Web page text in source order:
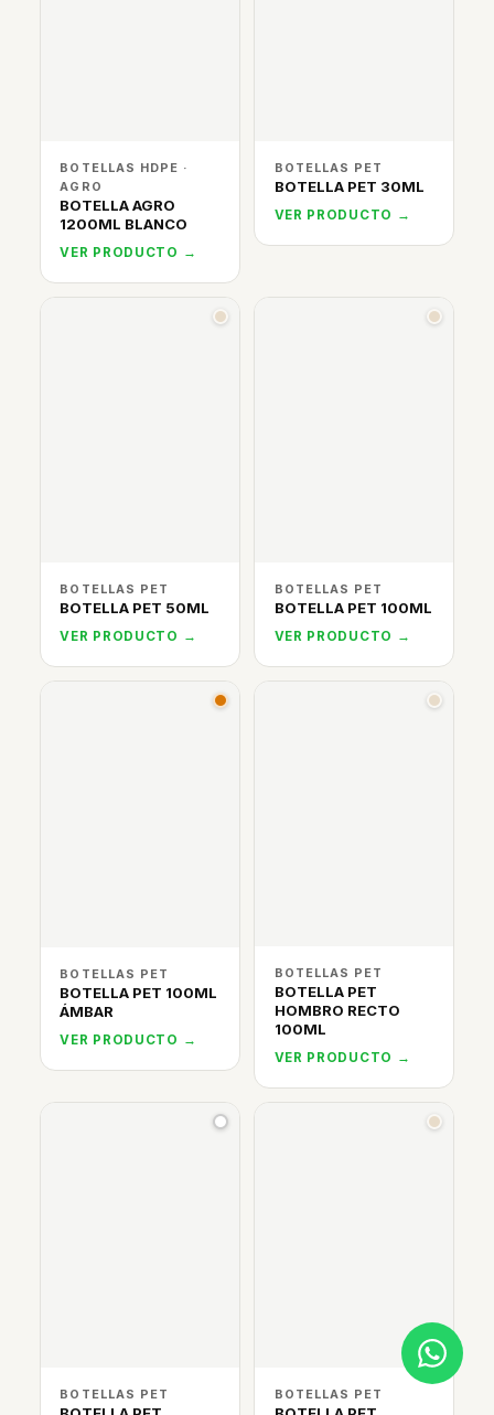
BOTELLAS HDPE ·
AGRO
BOTELLA AGRO
1200ML BLANCO
VER PRODUCTO →
BOTELLAS PET
BOTELLA PET 30ML
VER PRODUCTO →
BOTELLAS PET
BOTELLA PET 50ML
VER PRODUCTO →
BOTELLAS PET
BOTELLA PET 100ML
VER PRODUCTO →
BOTELLAS PET
BOTELLA PET 100ML
ÁMBAR
VER PRODUCTO →
BOTELLAS PET
BOTELLA PET
HOMBRO RECTO
100ML
VER PRODUCTO →
BOTELLAS PET BOTELLAS PET